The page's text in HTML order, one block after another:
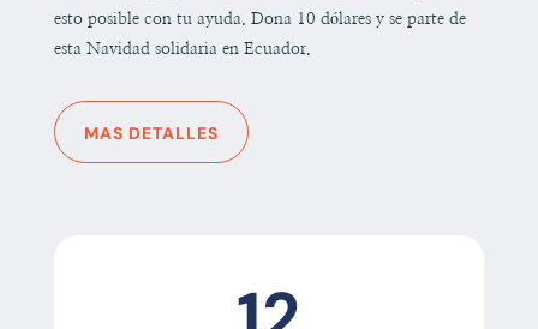
esto posible con tu ayuda. Dona 10 dólares y se parte de
esta Navidad solidaria en Ecuador.
MAS DETALLES